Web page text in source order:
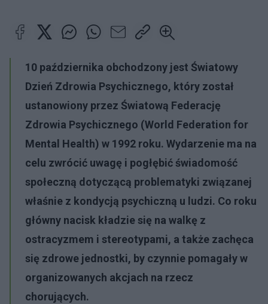
10 października obchodzony jest Światowy
Dzień Zdrowia Psychicznego, który został
ustanowiony przez Światową Federację
Zdrowia Psychicznego (World Federation for
Mental Health) w 1992 roku. Wydarzenie ma na
celu zwrócić uwagę i pogłębić świadomość
społeczną dotyczącą problematyki związanej
właśnie z kondycją psychiczną u ludzi. Co roku
główny nacisk kładzie się na walkę z
ostracyzmem i stereotypami, a także zachęca
się zdrowe jednostki, by czynnie pomagały w
organizowanych akcjach na rzecz
chorujących.